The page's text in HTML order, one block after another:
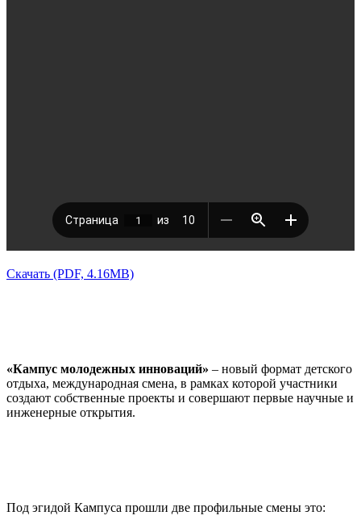
Скачать (PDF, 4.16MB)
«Кампус молодежных инноваций» – новый формат детского
отдыха, международная смена, в рамках которой участники
создают собственные проекты и совершают первые научные и
инженерные открытия.
Под эгидой Кампуса прошли две профильные смены это: